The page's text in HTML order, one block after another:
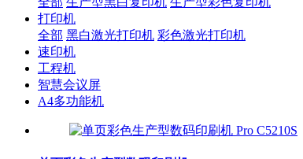
打印机
全部 黑白激光打印机 彩色激光打印机
速印机
工程机
智慧会议屏
A4多功能机